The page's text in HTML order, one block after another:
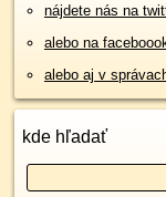
nájdete nás na
alebo na
alebo aj v
kde hľadať